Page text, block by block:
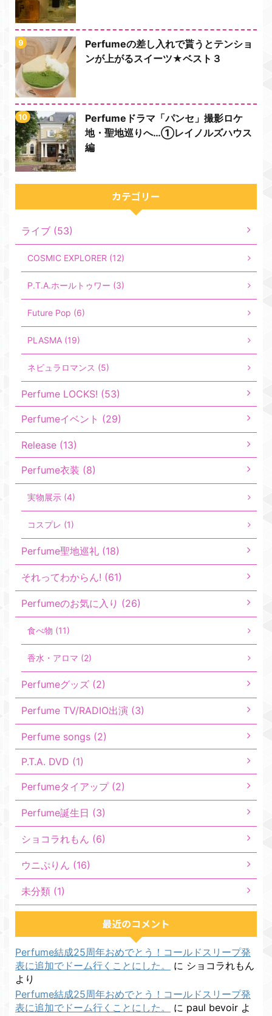
Perfumeの差し入れで貰うとテンショ
ンが上がるスイーツ★ベスト３
Perfumeドラマ「パンセ」撮影ロケ
地・聖地巡りへ…①レイノルズハウス
編
カテゴリー
ライブ (53)
COSMIC EXPLORER (12)
P.T.A.ホールトゥワー (3)
Future Pop (6)
PLASMA (19)
ネビュラロマンス (5)
Perfume LOCKS! (53)
Perfumeイベント (29)
Release (13)
Perfume衣装 (8)
実物展示 (4)
コスプレ (1)
Perfume聖地巡礼 (18)
それってわからん! (61)
Perfumeのお気に入り (26)
食べ物 (11)
香水・アロマ (2)
Perfumeグッズ (2)
Perfume TV/RADIO出演 (3)
Perfume songs (2)
P.T.A. DVD (1)
Perfumeタイアップ (2)
Perfume誕生日 (3)
ショコラれもん (6)
ウニぷりん (16)
未分類 (1)
最近のコメント
Perfume結成25周年おめでとう！コールドスリープ発
表に追加でドーム行くことにした。
に ショコラれもん
より
Perfume結成25周年おめでとう！コールドスリープ発
表に追加でドーム行くことにした。
に paul bevoir よ